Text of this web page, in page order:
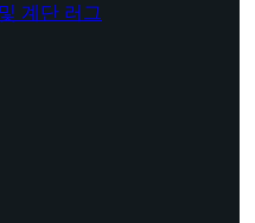
계단 러그